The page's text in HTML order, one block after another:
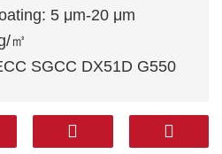
5 μm-20 μm
㎡
SGCC DX51D G550
verzinkt staal, thermisch
verzinkt staal